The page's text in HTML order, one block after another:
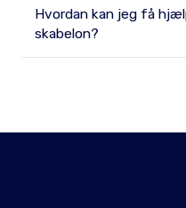
Hvordan kan jeg få
skabelon?